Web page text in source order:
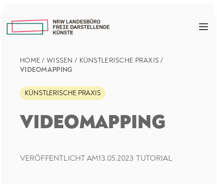
Inhalt
springen
NRW
HOME/WISSEN / KÜNSTLERISCHE PRAXIS/
VIDEOMAPPING
KÜNSTLERISCHE PRAXIS
VIDEOMAPPING
VERÖFFENTLICHT AM13.05.2023·TUTORIAL